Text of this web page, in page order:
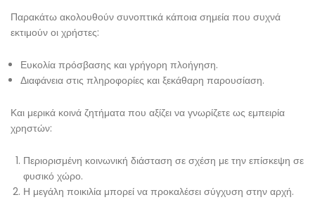
Παρακάτω ακολουθούν συνοπτικά κάποια σημεία που συχνά
εκτιμούν οι χρήστες:
Ευκολία πρόσβασης και γρήγορη πλοήγηση.
Διαφάνεια στις πληροφορίες και ξεκάθαρη παρουσίαση.
Και μερικά κοινά ζητήματα που αξίζει να γνωρίζετε ως εμπειρία
χρηστών:
Περιορισμένη κοινωνική διάσταση σε σχέση με την επίσκεψη σε
φυσικό χώρο.
Η μεγάλη ποικιλία μπορεί να προκαλέσει σύγχυση στην αρχή.